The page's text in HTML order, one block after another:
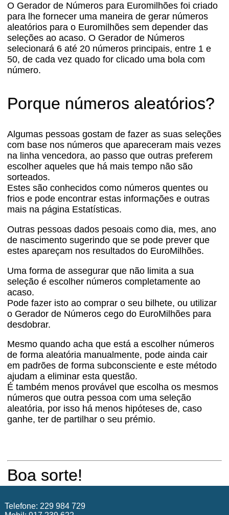
O Gerador de Números para Euromilhões foi criado
para lhe fornecer uma maneira de gerar números
aleatórios para o Euromilhões sem depender das
seleções ao acaso. O Gerador de Números
selecionará 6 até 20 números principais, entre 1 e
50, de cada vez quado for clicado uma bola com
número.
Porque números aleatórios?
Algumas pessoas gostam de fazer as suas seleções
com base nos números que apareceram mais vezes
na linha vencedora, ao passo que outras preferem
escolher aqueles que há mais tempo não são
sorteados.
Estes são conhecidos como números quentes ou
frios e pode encontrar estas informações e outras
mais na página Estatísticas.
Outras pessoas dados pesoais como dia, mes, ano
de nascimento sugerindo que se pode prever que
estes apareçam nos resultados do EuroMilhões.
Uma forma de assegurar que não limita a sua
seleção é escolher números completamente ao
acaso.
Pode fazer isto ao comprar o seu bilhete, ou utilizar
o Gerador de Números cego do EuroMilhões para
desdobrar.
Mesmo quando acha que está a escolher números
de forma aleatória manualmente, pode ainda cair
em padrões de forma subconsciente e este método
ajudam a eliminar esta questão.
É também menos provável que escolha os mesmos
números que outra pessoa com uma seleção
aleatória, por isso há menos hipóteses de, caso
ganhe, ter de partilhar o seu prémio.
Boa sorte!
Telefone: 229 984 729